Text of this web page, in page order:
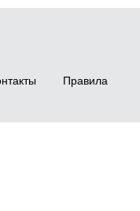
Правила